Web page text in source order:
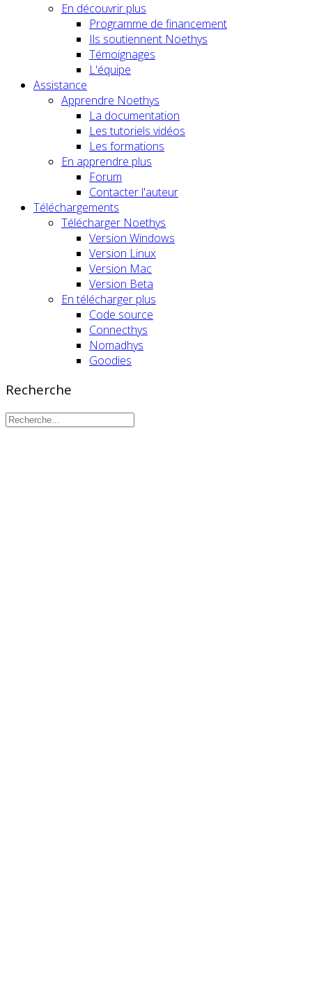
En découvrir plus
Programme de financement
Ils soutiennent Noethys
Témoignages
L'équipe
Assistance
Apprendre Noethys
La documentation
Les tutoriels vidéos
Les formations
En apprendre plus
Forum
Contacter l'auteur
Téléchargements
Télécharger Noethys
Version Windows
Version Linux
Version Mac
Version Beta
En télécharger plus
Code source
Connecthys
Nomadhys
Goodies
Recherche